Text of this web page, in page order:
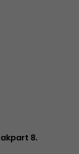
8.